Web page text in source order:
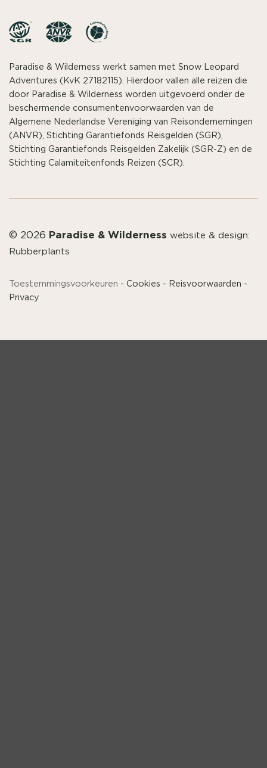
Paradise & Wilderness werkt samen met Snow Leopard
Adventures (KvK 27182115). Hierdoor vallen alle reizen die
door Paradise & Wilderness worden uitgevoerd onder de
beschermende consumentenvoorwaarden van de
Algemene Nederlandse Vereniging van Reisondernemingen
(ANVR), Stichting Garantiefonds Reisgelden (SGR),
Stichting Garantiefonds Reisgelden Zakelijk (SGR-Z) en de
Stichting Calamiteitenfonds Reizen (SCR).
© 2026 Paradise & Wilderness website & design:
Rubberplants
Toestemmingsvoorkeuren - Cookies - Reisvoorwaarden -
Privacy